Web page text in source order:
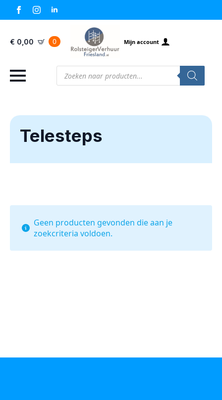
€ 0,00 0 Mijn account
Producten
zoeken
Telesteps
Geen producten gevonden die aan je
zoekcriteria voldoen.